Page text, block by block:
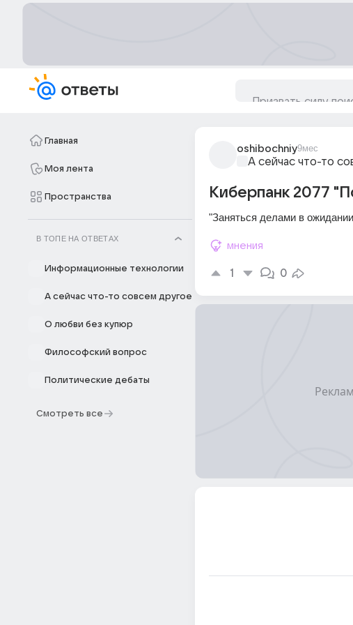
Главная
Моя лента
Пространства
В ТОПЕ НА ОТВЕТАХ
Информационные технологии
А сейчас что-то совсем другое
О любви без купюр
Философский вопрос
Политические дебаты
Смотреть все
oshibochniy9мес
А сейчас что-то
Киберпанк 2077
"Заняться делами в
мнения
1 0